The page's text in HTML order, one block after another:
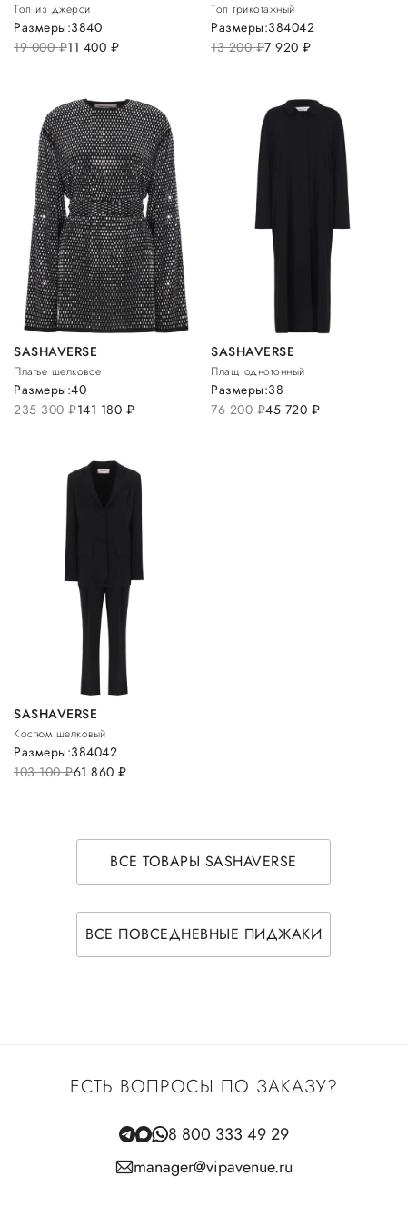
Топ из джерси
19 000руб.11 400 руб.
Размеры:3840
Топ трикотажный
13 200руб.7 920руб.
Размеры:384042
SASHAVERSE
Платье шелковое
235 300руб.141 180 руб.
Размеры:40
SASHAVERSE
Плащ однотонный
76 200руб.45 720 руб.
Размеры:38
SASHAVERSE
Костюм шелковый
103 100руб.61 860 руб.
Размеры:384042
ВСЕ ТОВАРЫ SASHAVERSE
ВСЕ ПОВСЕДНЕВНЫЕ ПИДЖАКИ
ЕСТЬ ВОПРОСЫ ПО ЗАКАЗУ?
8 800 333 49 29
manager@vipavenue.ru